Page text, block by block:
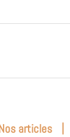
articles |